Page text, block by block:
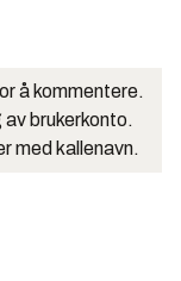
å kommentere.
brukerkonto.
med kallenavn.